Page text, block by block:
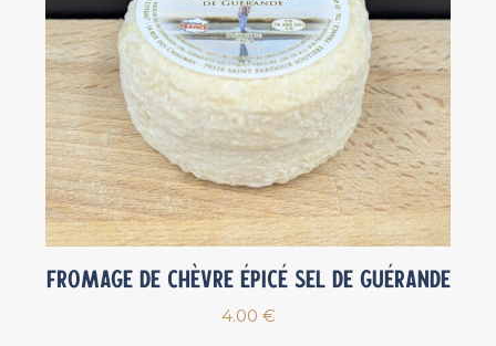
Fromage de chèvre épicé Sel de Guérande
4.00 €